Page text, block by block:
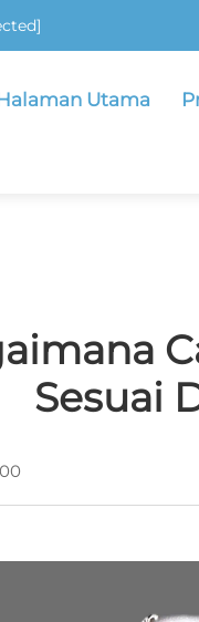
Utama
Sesuai